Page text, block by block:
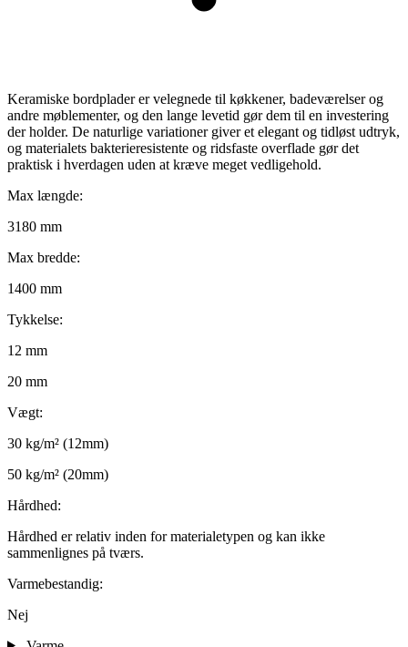
Keramiske bordplader er velegnede til køkkener, badeværelser og
andre møblementer, og den lange levetid gør dem til en investering
der holder. De naturlige variationer giver et elegant og tidløst udtryk,
og materialets bakterieresistente og ridsfaste overflade gør det
praktisk i hverdagen uden at kræve meget vedligehold.
Max længde:
3180 mm
Max bredde:
1400 mm
Tykkelse:
12 mm
20 mm
Vægt:
30 kg/m² (12mm)
50 kg/m² (20mm)
Hårdhed:
Hårdhed er relativ inden for materialetypen og kan ikke
sammenlignes på tværs.
Varmebestandig:
Nej